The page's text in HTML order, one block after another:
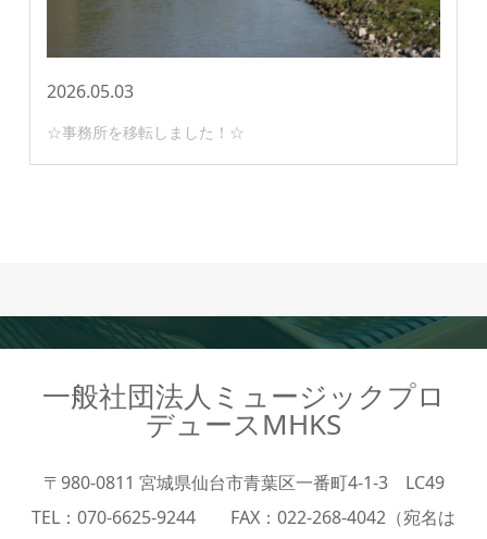
2026.05.03
☆事務所を移転しました！☆
一般社団法人ミュージックプロ
デュースMHKS
〒980-0811 宮城県仙台市青葉区一番町4-1-3 LC49
TEL：070-6625-9244 FAX：022-268-4042（宛名は